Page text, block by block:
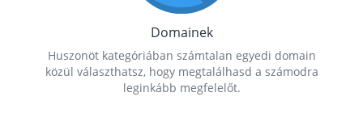
Domainek
Huszonöt kategóriában számtalan egyedi domain
közül választhatsz, hogy megtalálhasd a számodra
leginkább megfelelőt.